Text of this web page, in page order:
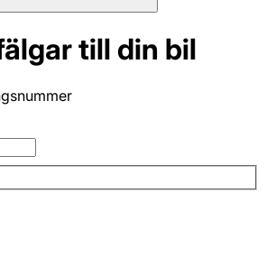
till din bil